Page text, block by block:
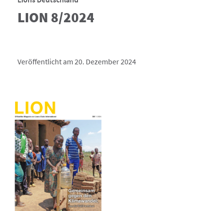
LION 8/2024
Veröffentlicht am 20. Dezember 2024